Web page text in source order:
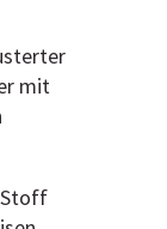
mit
Stoff